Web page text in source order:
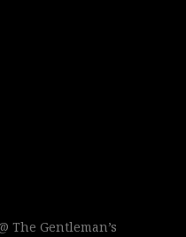
The Gentleman’s